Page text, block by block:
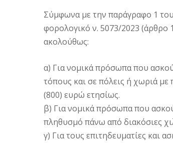
Σύμφωνα με την παράγραφο 1
φορολογικό ν. 5073/2023 (άρθρο
ακολούθως:
α) Για νομικά πρόσωπα που
τόπους και σε πόλεις ή χωριά με
(800) ευρώ ετησίως.
β) Για νομικά πρόσωπα που
πληθυσμό πάνω από διακόσιες
γ) Για τους επιτηδευματίες και